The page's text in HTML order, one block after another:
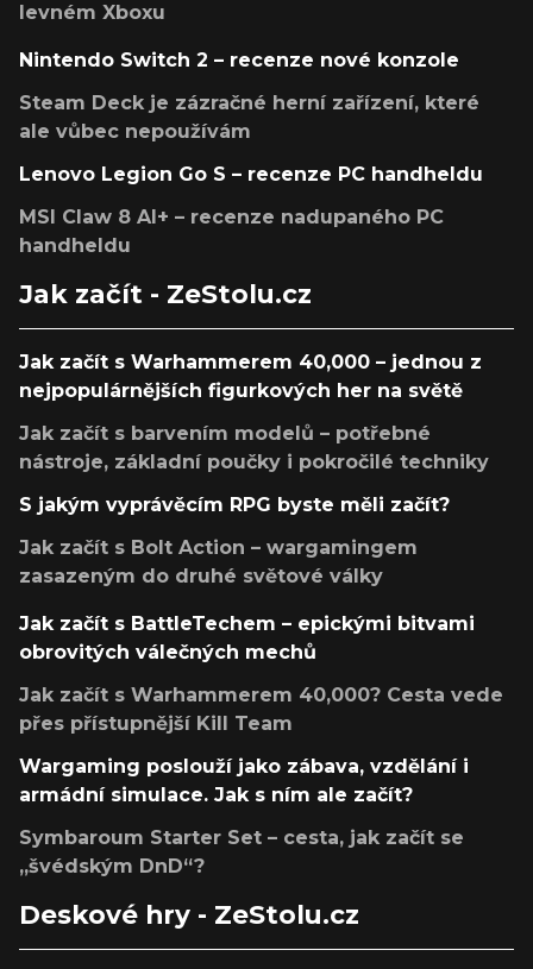
levném Xboxu
Nintendo Switch 2 – recenze nové konzole
Steam Deck je zázračné herní zařízení, které
ale vůbec nepoužívám
Lenovo Legion Go S – recenze PC handheldu
MSI Claw 8 AI+ – recenze nadupaného PC
handheldu
Jak začít - ZeStolu.cz
Jak začít s Warhammerem 40,000 – jednou z
nejpopulárnějších figurkových her na světě
Jak začít s barvením modelů – potřebné
nástroje, základní poučky i pokročilé techniky
S jakým vyprávěcím RPG byste měli začít?
Jak začít s Bolt Action – wargamingem
zasazeným do druhé světové války
Jak začít s BattleTechem – epickými bitvami
obrovitých válečných mechů
Jak začít s Warhammerem 40,000? Cesta vede
přes přístupnější Kill Team
Wargaming poslouží jako zábava, vzdělání i
armádní simulace. Jak s ním ale začít?
Symbaroum Starter Set – cesta, jak začít se
„švédským DnD“?
Deskové hry - ZeStolu.cz